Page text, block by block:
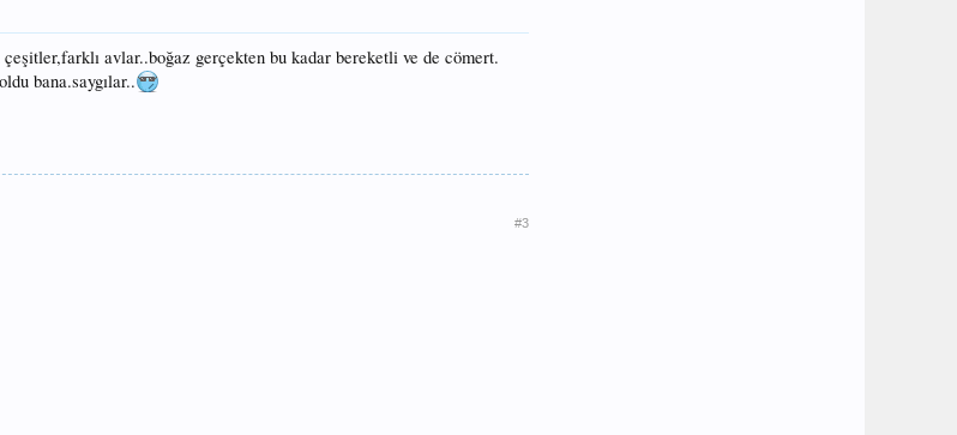
çeşitler,farklı avlar..boğaz gerçekten bu kadar bereketli ve de cömert.
bana.saygılar..
#3